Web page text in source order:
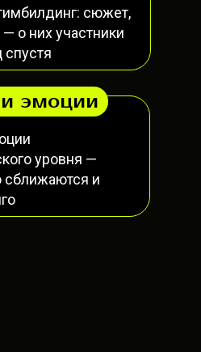
уровня —
сближаются и
сюжет,
о них участники
эмоции